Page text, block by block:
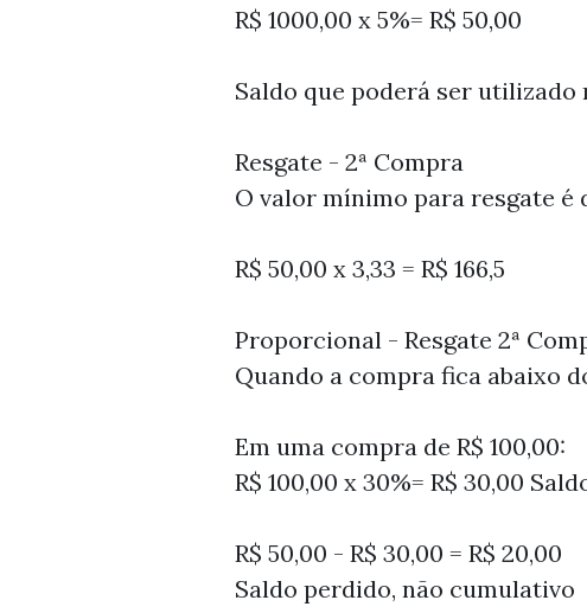
R$ 1000,00 x 5%= R$ 50,00
Saldo que poderá ser utilizado
Resgate - 2ª Compra
O valor mínimo para resgate é
R$ 50,00 x 3,33 = R$ 166,5
Proporcional - Resgate 2ª
Quando a compra fica abaixo
Em uma compra de R$ 100,00:
R$ 100,00 x 30%= R$ 30,00
R$ 50,00 - R$ 30,00 = R$ 20,00
Saldo perdido, não cumulativo